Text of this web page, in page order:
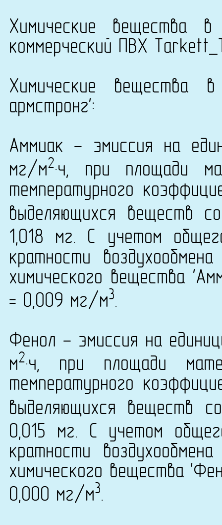
Химические вещества
коммерческий ПВХ
Химические вещества
армстронг':
Аммиак - эмиссия на
мг/м2·ч, при площади
температурного
выделяющихся веществ
1,018 мг. С учетом
кратности
химического вещества
= 0,009 мг/м3.
Фенол - эмиссия на
м2·ч, при площади
температурного
выделяющихся веществ
0,015 мг. С учетом
кратности
химического вещества
0,000 мг/м3.